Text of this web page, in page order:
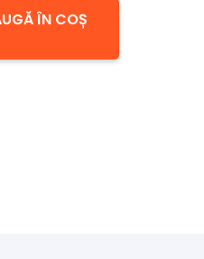
ÎN COȘ